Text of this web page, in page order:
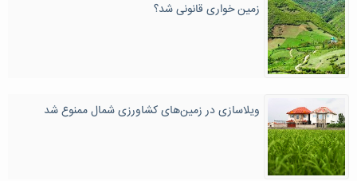
زمین خواری قانونی شد؟
ویلاسازی در زمین‌های کشاورزی شمال ممنوع شد